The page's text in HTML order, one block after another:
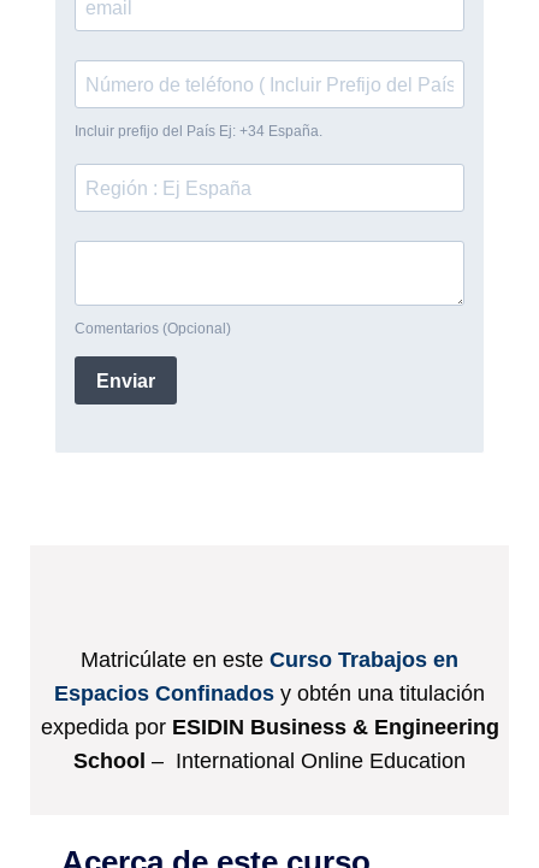
Matricúlate en este Curso Trabajos en
Espacios Confinados y obtén una titulación
expedida por ESIDIN Business & Engineering
School – International Online Education